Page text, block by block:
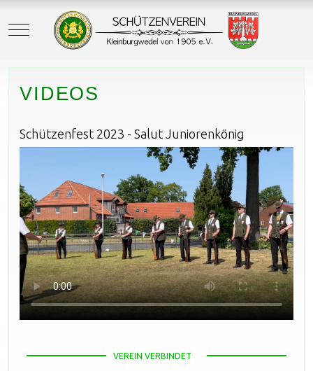
Mobile Menu Toggle
VIDEOS
Schützenfest 2023 - Salut Juniorenkönig
VEREIN VERBINDET